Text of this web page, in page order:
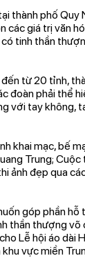
thành phố Quy
các giá trị văn
tinh thần
từ 20 tỉnh,
đoàn phải thể
với tay không,
khai mạc, bế
Trung;
ảnh đẹp qua
góp phần
thần thượng võ
Lễ hội áo dài
vực miền